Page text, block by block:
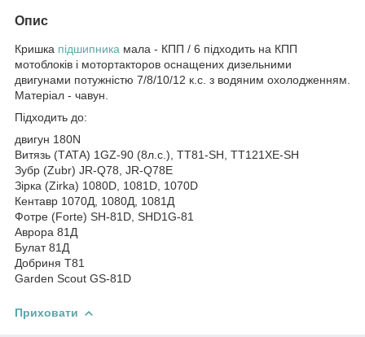
Опис
Кришка підшипника мала - КПП / 6 підходить на КПП
мотоблоків і мотортакторов оснащених дизельними
двигунами потужністю 7/8/10/12 к.с. з водяним охолодженням.
Матеріал - чавун.
Підходить до:
двигун 180N
Витязь (ТАТА) 1GZ-90 (8л.с.), TT81-SH, TT121XE-SH
Зубр (Zubr) JR-Q78, JR-Q78E
Зірка (Zirka) 1080D, 1081D, 1070D
Кентавр 1070Д, 1080Д, 1081Д
Фотре (Forte) SH-81D, SHD1G-81
Аврора 81Д
Булат 81Д
Добриня Т81
Garden Scout GS-81D
Приховати